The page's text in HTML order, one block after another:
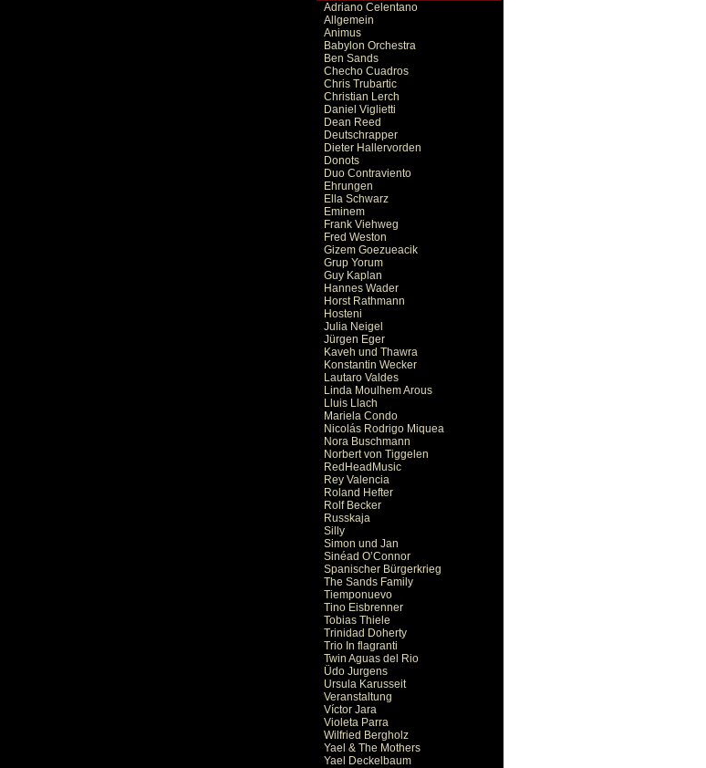
Adriano Celentano
Allgemein
Animus
Babylon Orchestra
Ben Sands
Checho Cuadros
Chris Trubartic
Christian Lerch
Daniel Viglietti
Dean Reed
Deutschrapper
Dieter Hallervorden
Donots
Duo Contraviento
Ehrungen
Ella Schwarz
Eminem
Frank Viehweg
Fred Weston
Gizem Goezueacik
Grup Yorum
Guy Kaplan
Hannes Wader
Horst Rathmann
Hosteni
Julia Neigel
Jürgen Eger
Kaveh und Thawra
Konstantin Wecker
Lautaro Valdes
Linda Moulhem Arous
Lluis Llach
Mariela Condo
Nicolás Rodrigo Miquea
Nora Buschmann
Norbert von Tiggelen
RedHeadMusic
Rey Valencia
Roland Hefter
Rolf Becker
Russkaja
Silly
Simon und Jan
Sinéad O’Connor
Spanischer Bürgerkrieg
The Sands Family
Tiemponuevo
Tino Eisbrenner
Tobias Thiele
Trinidad Doherty
Trio In flagranti
Twin Aguas del Rio
Üdo Jurgens
Ursula Karusseit
Veranstaltung
Víctor Jara
Violeta Parra
Wilfried Bergholz
Yael & The Mothers
Yael Deckelbaum